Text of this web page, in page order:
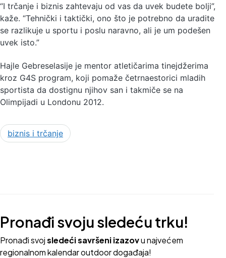
“I trčanje i biznis zahtevaju od vas da uvek budete bolji”,
kaže. “Tehnički i taktički, ono što je potrebno da uradite
se razlikuje u sportu i poslu naravno, ali je um podešen
uvek isto.”
Hajle Gebreselasije je mentor atletičarima tinejdžerima
kroz G4S program, koji pomaže četrnaestorici mladih
sportista da dostignu njihov san i takmiče se na
Olimpijadi u Londonu 2012.
biznis i trčanje
Pronađi svoju sledeću trku!
Pronađi svojsledeći savršeni izazovu najvećem
regionalnom kalendar outdoor događaja!